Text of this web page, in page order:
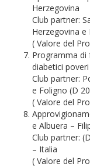
Herzegovina
Club partner:
Herzegovina
( Valore del
Programma di
diabetici
Club partner:
e Foligno (D
( Valore del
e Albuera –
Club partner:
– Italia
( Valore del